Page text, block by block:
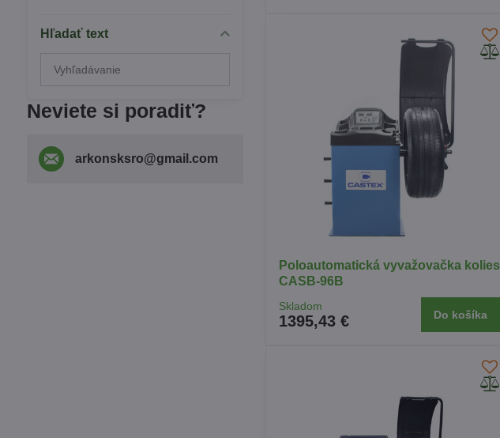
Poloautomatická vyvažovačka kolies
CASB-96B
Skladom
1395,43 € Do košíka
Hľadať text
výsledky
fulltextom
Neviete si poradiť?
arkonsksro​@gmail​.com